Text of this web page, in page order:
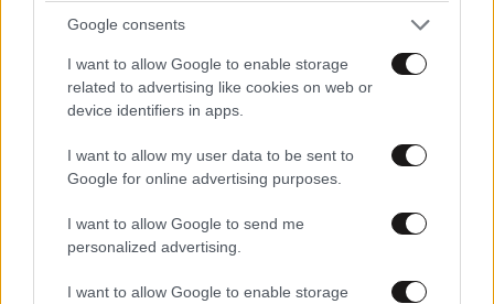
Google consents
I want to allow Google to enable storage
related to advertising like cookies on web or
device identifiers in apps.
I want to allow my user data to be sent to
Google for online advertising purposes.
I want to allow Google to send me
personalized advertising.
I want to allow Google to enable storage
ραπανάκια
, αν και αρκετά νόστιμα, δεν είναι